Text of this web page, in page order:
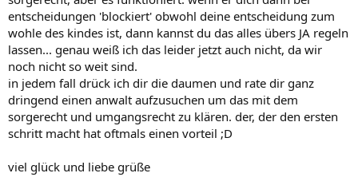
entscheidungen 'blockiert' obwohl deine entscheidung zum
wohle des kindes ist, dann kannst du das alles übers JA regeln
lassen... genau weiß ich das leider jetzt auch nicht, da wir
noch nicht so weit sind.
in jedem fall drück ich dir die daumen und rate dir ganz
dringend einen anwalt aufzusuchen um das mit dem
sorgerecht und umgangsrecht zu klären. der, der den ersten
schritt macht hat oftmals einen vorteil ;D
viel glück und liebe grüße